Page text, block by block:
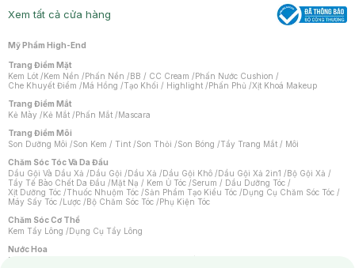
Xem tất cả cửa hàng
Mỹ Phẩm High-End
Trang Điểm Mặt
Kem Lót /Kem Nền /Phấn Nền /BB / CC Cream /Phấn Nước Cushion /
Che Khuyết Điểm /Má Hồng /Tạo Khối / Highlight /Phấn Phủ /Xịt Khoá Makeup
Trang Điểm Mắt
Kẻ Mày /Kẻ Mắt /Phấn Mắt /Mascara
Trang Điểm Môi
Son Dưỡng Môi /Son Kem / Tint /Son Thỏi /Son Bóng /Tẩy Trang Mắt / Môi
Chăm Sóc Tóc Và Da Đầu
Dầu Gội Và Dầu Xả /Dầu Gội /Dầu Xả /Dầu Gội Khô /Dầu Gội Xả 2in1 /Bộ Gội Xả /
Tẩy Tế Bào Chết Da Đầu /Mặt Nạ / Kem Ủ Tóc /Serum / Dầu Dưỡng Tóc /
Xịt Dưỡng Tóc /Thuốc Nhuộm Tóc /Sản Phẩm Tạo Kiểu Tóc /Dụng Cụ Chăm Sóc Tóc /
Máy Sấy Tóc /Lược /Bộ Chăm Sóc Tóc /Phụ Kiện Tóc
Chăm Sóc Cơ Thể
Kem Tẩy Lông /Dụng Cụ Tẩy Lông
Nước Hoa
Nước Hoa Nữ